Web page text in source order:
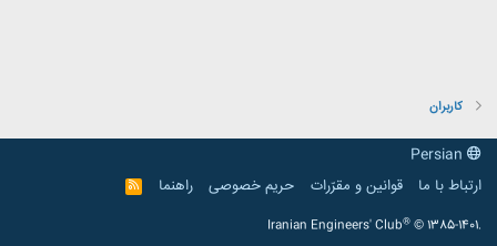
کاربران
ارتباط با ما
قوانین و مقرّرات حریم خصوصی راهنما
R
S
Iranian Engineers' Club® © 1385-1401.